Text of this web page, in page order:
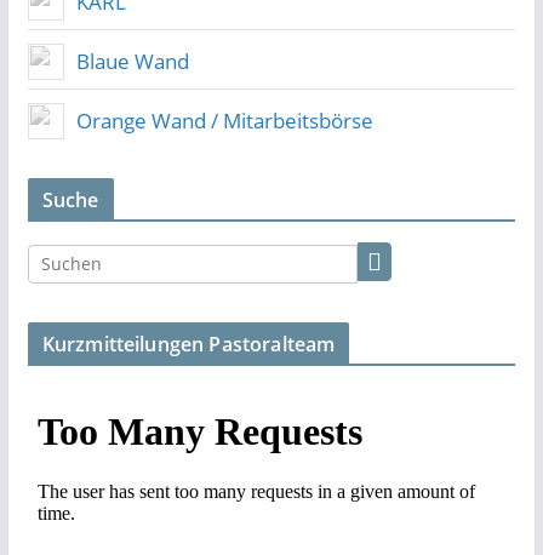
Blaue Wand
Orange Wand / Mitarbeitsbörse
Suche
Kurzmitteilungen Pastoralteam